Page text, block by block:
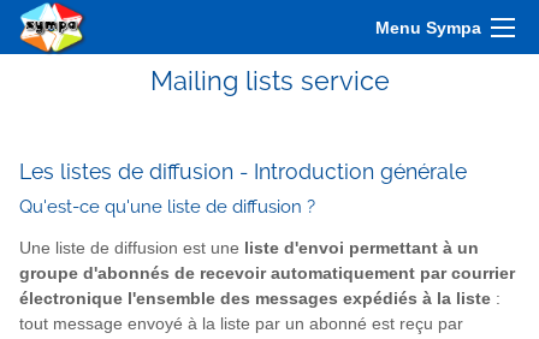
Menu Sympa
Mailing lists service
Les listes de diffusion - Introduction générale
Qu'est-ce qu'une liste de diffusion ?
Une liste de diffusion est une
liste d'envoi permettant à un
groupe d'abonnés de recevoir automatiquement par courrier
électronique l'ensemble des messages expédiés à la liste :
tout message envoyé à la liste par un abonné est reçu par